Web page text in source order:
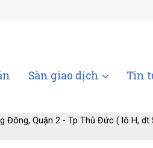
Sàn giao dịch Tin
Đông, Quận 2 - Tp Thủ Đức ( lô H,